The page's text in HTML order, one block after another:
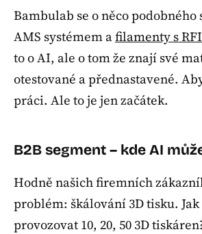
Bambulab se o něco podobného
AMS systémem afilamenty s
to o AI, ale o tom že znají své
otestované a přednastavené.
práci. Ale to je jen začátek.
B2B segment – kde AI
Hodně našich firemních
problém: škálování 3D tisku.
provozovat 10, 20, 50 3D